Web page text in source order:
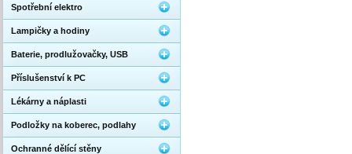
Spotřební elektro
Lampičky a hodiny
Baterie, prodlužovačky, USB
Příslušenství k PC
Lékárny a náplasti
Podložky na koberec, podlahy
Ochranné dělící stěny